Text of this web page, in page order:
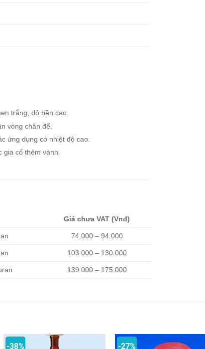
trắng, độ bền cao.
vòng chân đế.
ứng dụng có nhiệt độ cao.
cố thêm vành.
Giá chưa VAT (Vnđ)
74.000 – 94.000
103.000 – 130.000
139.000 – 175.000
-38% -27%